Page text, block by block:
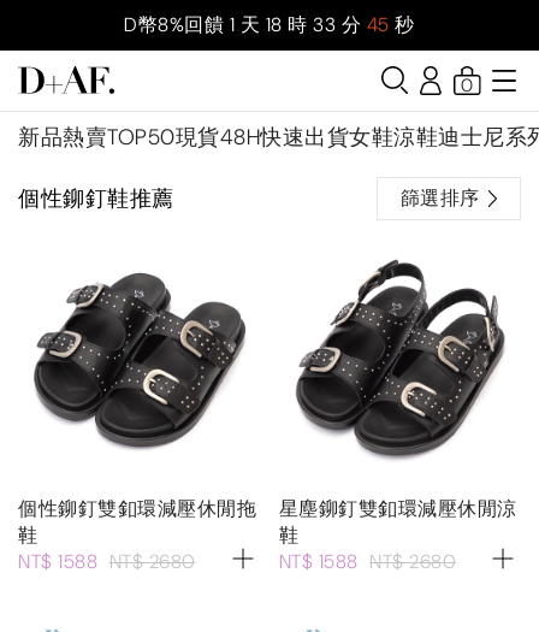
D幣8%回饋 1 天 18 時 33 分 45 秒
新品熱賣TOP50現貨48H快速出貨女鞋涼鞋迪士尼系
0
個性鉚釘鞋推薦 篩選排序
個性鉚釘雙釦環減壓休閒拖
鞋
NT$ 1588 NT$ 2680
星塵鉚釘雙釦環減壓休閒涼
鞋
NT$ 1588 NT$ 2680